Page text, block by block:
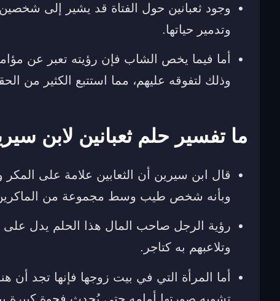
وجود ثعبانين حول الفتاة قد يشير إلى
وتدمير حياتها.
أما فيما يخص الشاب فإن رؤيته تعبر عن
وذلك لتفوقه عليهم، مما استتبع الكثير من
ما تفسير حلم ثعبانين لابن
قال ابن سيرين أن الثعابين علامة على المكر
وبأنه شخص طيب وسط مجموعة من
رؤية الرجل صاحب المال هذا الحلم يدل
وتلاعبهم به كتاجر.
أما المرأة التي في بيت زوجها فإنها تجد